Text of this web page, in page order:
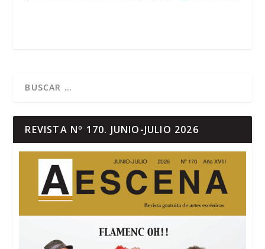
REVISTA Nº 170. JUNIO-JULIO 2026